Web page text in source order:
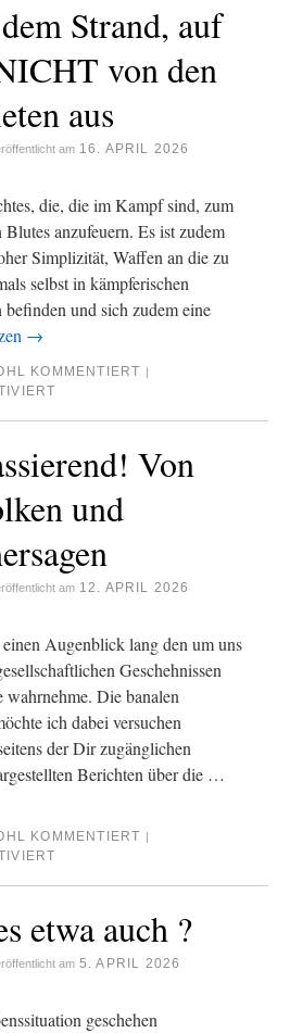
Strand, auf
von den
aus
am 16. APRIL 2026
die, die im Kampf sind, zum
anzufeuern. Es ist zudem
Simplizität, Waffen an die zu
selbst in kämpferischen
befinden und sich zudem eine
→
KOMMENTIERT |
Von
und
am 12. APRIL 2026
Augenblick lang den um uns
Geschehnissen
Die banalen
ich dabei versuchen
der Dir zugänglichen
Berichten über die …
KOMMENTIERT |
etwa auch ?
am 5. APRIL 2026
geschehen